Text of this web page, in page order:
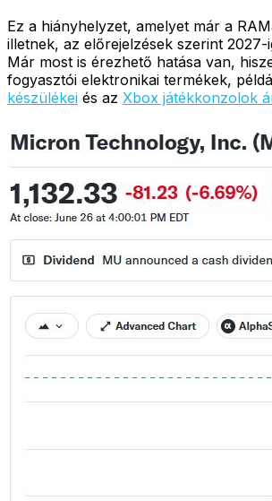
Ez a hiányhelyzet, amelyet már a
illetnek, az előrejelzések szerint 2027-
Már most is érezhető hatása van,
fogyasztói elektronikai termékek,
készülékei és az Xbox játékkonzolok